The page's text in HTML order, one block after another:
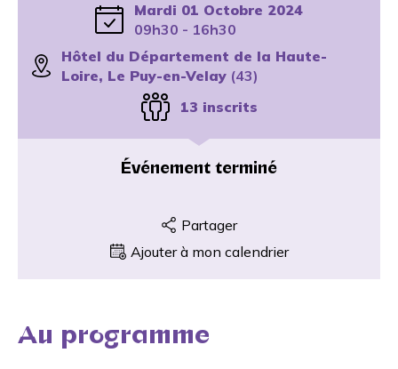
Mardi 01 Octobre 2024
09h30 - 16h30
Hôtel du Département de la Haute-
Loire, Le Puy-en-Velay (43)
13 inscrits
Événement terminé
Partager
Ajouter à mon calendrier
Au programme